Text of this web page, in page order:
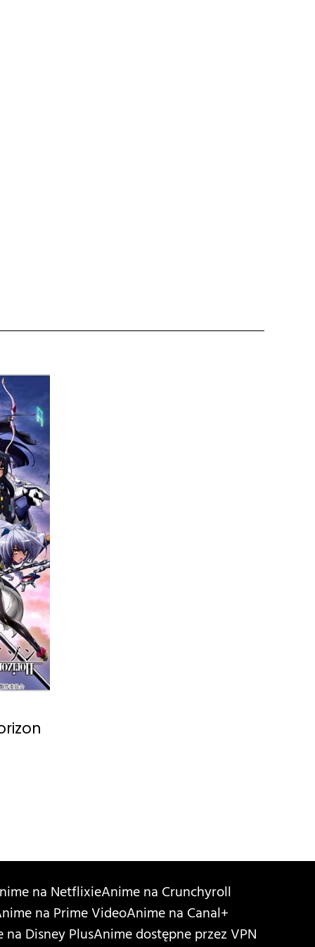
na NetflixieAnime na Crunchyroll
na Prime VideoAnime na Canal+
na Disney PlusAnime dostępne przez VPN